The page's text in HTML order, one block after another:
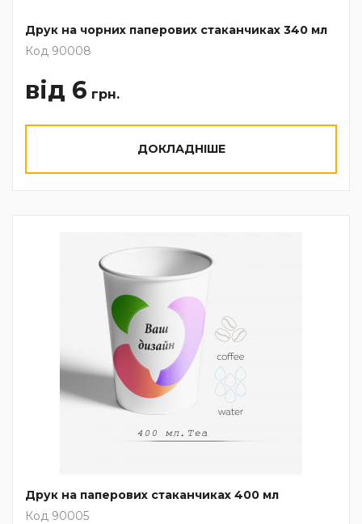
Друк на чорних паперових стаканчиках 340 мл
Код 90008
від 6 грн.
ДОКЛАДНІШЕ
Друк на паперових стаканчиках 400 мл
Код 90005